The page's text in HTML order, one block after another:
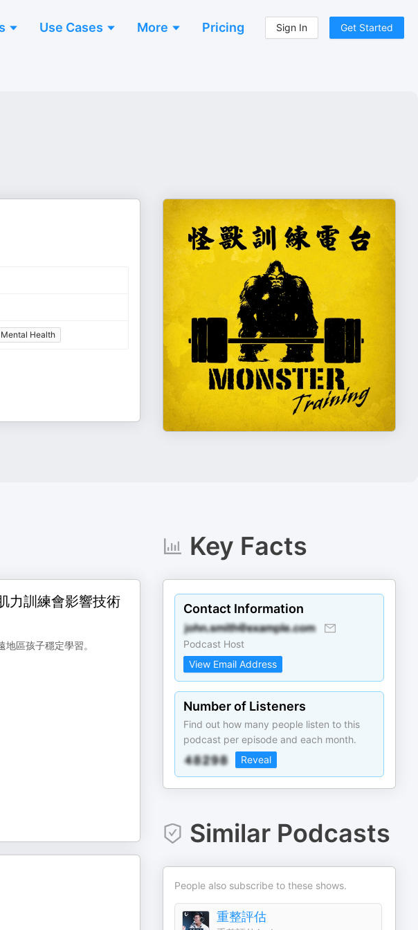
Use Cases More Pricing Sign In Get Started
Mental Health
力訓練會影響技術
區孩子穩定學習。
Key Facts
Contact Information
Podcast Host
View Email Address
Number of Listeners
Find out how many people listen to this
podcast per episode and each month.
Reveal
Similar Podcasts
People also subscribe to these shows.
重整評估